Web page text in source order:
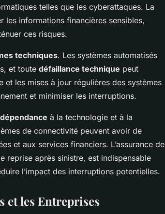
telles que les cyberattaques. La
les informations financières sensibles,
ces risques.
techniques. Les systèmes automatisés
et toute défaillance technique peut
les mises à jour régulières des systèmes
et minimiser les interruptions.
dépendance à la technologie et à la
de connectivité peuvent avoir de
et aux services financiers. L’assurance de
reprise après sinistre, est indispensable
l’impact des interruptions potentielles.
et les Entreprises